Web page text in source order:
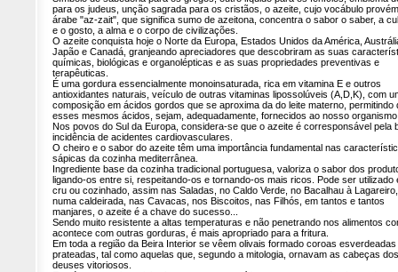
para os judeus, unção sagrada para os cristãos, o azeite, cujo vocábulo
árabe "az-zait", que significa sumo de azeitona, concentra o sabor o saber, a
e o gosto, a alma e o corpo de civilizações.
O azeite conquista hoje o Norte da Europa, Estados Unidos da América,
Japão e Canadá, granjeando apreciadores que descobriram as suas
químicas, biológicas e organolépticas e as suas propriedades preventivas e
terapêuticas.
É uma gordura essencialmente monoinsaturada, rica em vitamina E e outros
antioxidantes naturais, veículo de outras vitaminas lipossolúveis (A,D,K), com
composição em ácidos gordos que se aproxima da do leite materno, permitindo
esses mesmos ácidos, sejam, adequadamente, fornecidos ao nosso
Nos povos do Sul da Europa, considera-se que o azeite é corresponsável pela
incidência de acidentes cardiovasculares.
O cheiro e o sabor do azeite têm uma importância fundamental nas
sápicas da cozinha mediterrânea.
Ingrediente base da cozinha tradicional portuguesa, valoriza o sabor dos
ligando-os entre si, respeitando-os e tornando-os mais ricos. Pode ser utilizado
cru ou cozinhado, assim nas Saladas, no Caldo Verde, no Bacalhau à Lagareiro,
numa caldeirada, nas Cavacas, nos Biscoitos, nas Filhós, em tantos e tantos
manjares, o azeite é a chave do sucesso...
Sendo muito resistente a altas temperaturas e não penetrando nos alimentos
acontece com outras gorduras, é mais apropriado para a fritura.
Em toda a região da Beira Interior se vêem olivais formado coroas esverdeadas
prateadas, tal como aquelas que, segundo a mitologia, ornavam as cabeças dos
deuses vitoriosos.